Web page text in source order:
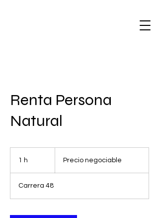
Renta Persona
Natural
1 h Precio negociable
Carrera 48